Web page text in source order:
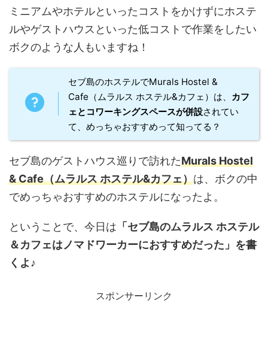
ミニアムやホテルといったコストをかけずにホステ
ルやゲストハウスといった低コストで作業をしたい
ボクのような人もいますね！
セブ島のホステルでMurals Hostel &
Cafe（ムラルス ホステル&カフェ）は、
カフ
ェとコワーキングスペースが併設されてい
て、めっちゃおすすめって知ってる？
セブ島のゲストハウス巡りで訪れたMurals Hostel
& Cafe（ムラルス ホステル&カフェ）は、ボクの中
でめっちゃおすすめのホステルになったよ。
ということで、今日は 「セブ島のムラルス ホステル
＆カフェはノマドワーカーにおすすめだった」を書
くよ♪
スポンサーリンク